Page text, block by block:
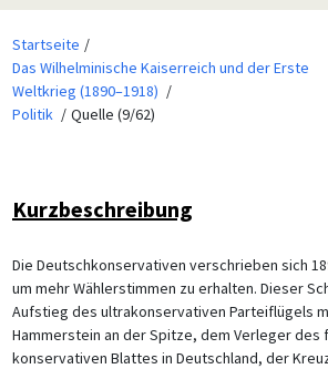
Startseite
Das Wilhelminische Kaiserreich und der Erste
Weltkrieg (1890–1918)
Politik
Quelle (9/62)
Kurzbeschreibung
Die Deutschkonservativen verschrieben sich
um mehr Wählerstimmen zu erhalten. Dieser
Aufstieg des ultrakonservativen Parteiflügels
Hammerstein an der Spitze, dem Verleger des
konservativen Blattes in Deutschland, der